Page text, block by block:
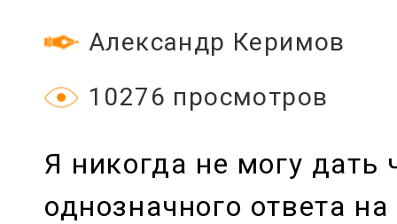
Александр Керимов
10276 просмотров
Я никогда не могу дать
однозначного ответа